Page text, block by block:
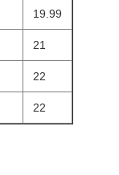
19.99
21
22
22